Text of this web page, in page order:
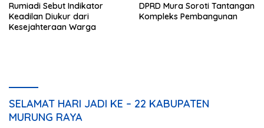
Rumiadi Sebut Indikator
Keadilan Diukur dari
Kesejahteraan Warga
DPRD Mura Soroti Tantangan
Kompleks Pembangunan
SELAMAT HARI JADI KE – 22 KABUPATEN
MURUNG RAYA